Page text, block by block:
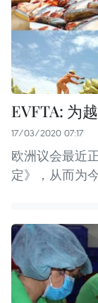
EVFTA: 为
17/03/2020 07:17
欧洲议会最近
定》，从而为